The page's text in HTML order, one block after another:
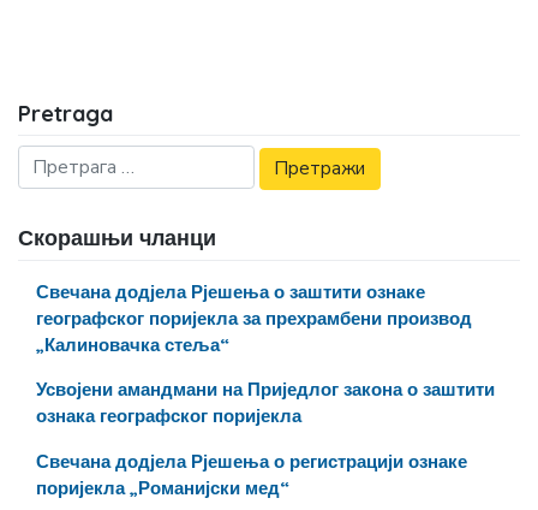
Pretraga
Скорашњи чланци
Свечана додјела Рјешења о заштити ознаке
географског поријекла за прехрамбени производ
„Калиновачка стеља“
Усвојени амандмани на Приједлог закона о заштити
ознака географског поријекла
Свечана додјела Рјешења о регистрацији ознаке
поријекла „Романијски мед“